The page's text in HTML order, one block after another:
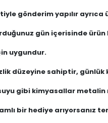
gönderim yapılır
gün içerisinde
uygundur.
düzeyine sahiptir,
gibi kimyasallar
bir hediye arıyorsanız